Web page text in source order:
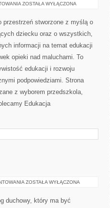
WYBÓR
ZOSTAŁA WYŁĄCZONA
przestrzeń stworzone z myślą o
dziecku oraz o wszystkich,
informacji na temat edukacji
opieki nad maluchami. To
edukacji i rozwoju
podpowiedziami. Strona
z wyborem przedszkola,
Edukacja
NOWE
ZOSTAŁA WYŁĄCZONA
duchowy, który ma być